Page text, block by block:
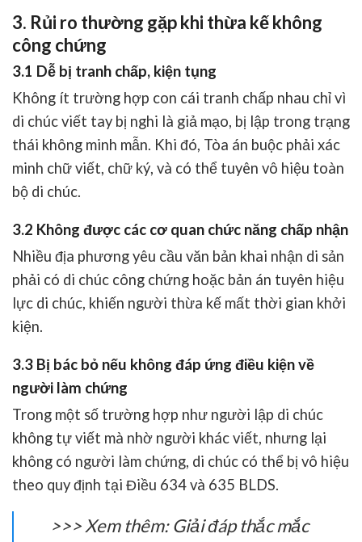
3. Rủi ro thường gặp khi thừa kế không
công chứng
3.1 Dễ bị tranh chấp, kiện tụng
Không ít trường hợp con cái tranh chấp nhau chỉ vì
di chúc viết tay bị nghi là giả mạo, bị lập trong trạng
thái không minh mẫn. Khi đó, Tòa án buộc phải xác
minh chữ viết, chữ ký, và có thể tuyên vô hiệu toàn
bộ di chúc.
3.2 Không được các cơ quan chức năng chấp nhận
Nhiều địa phương yêu cầu văn bản khai nhận di sản
phải có di chúc công chứng hoặc bản án tuyên hiệu
lực di chúc, khiến người thừa kế mất thời gian khởi
kiện.
3.3 Bị bác bỏ nếu không đáp ứng điều kiện về
người làm chứng
Trong một số trường hợp như người lập di chúc
không tự viết mà nhờ người khác viết, nhưng lại
không có người làm chứng, di chúc có thể bị vô hiệu
theo quy định tại Điều 634 và 635 BLDS.
>>> Xem thêm:Giải đáp thắc mắc